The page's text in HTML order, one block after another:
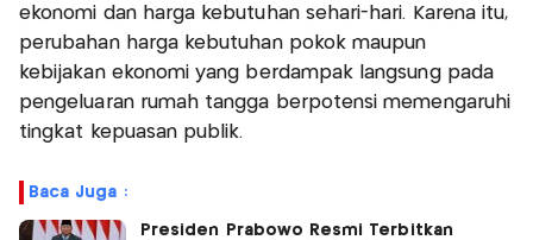
ekonomi dan harga kebutuhan sehari-hari. Karena itu,
perubahan harga kebutuhan pokok maupun
kebijakan ekonomi yang berdampak langsung pada
pengeluaran rumah tangga berpotensi memengaruhi
tingkat kepuasan publik.
Baca Juga :
Presiden Prabowo Resmi Terbitkan